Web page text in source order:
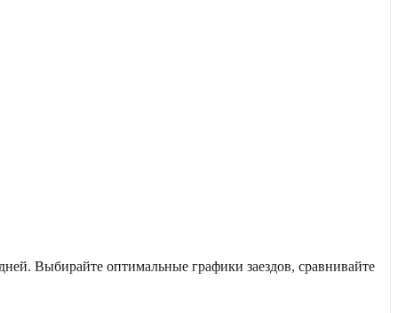
Выбирайте оптимальные графики заездов, сравнивайте